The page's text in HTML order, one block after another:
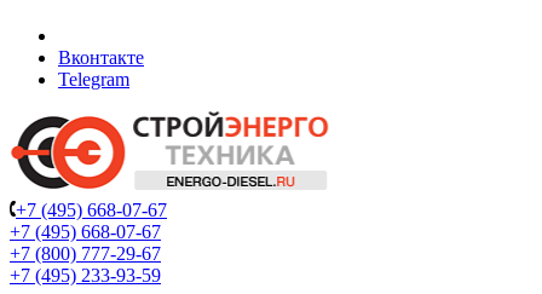
Вконтакте
Telegram
+7 (495) 668-07-67
+7 (495) 668-07-67
+7 (800) 777-29-67
+7 (495) 233-93-59